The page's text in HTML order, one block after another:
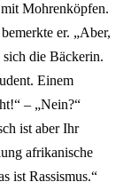
Mohrenköpfen.
er. „Aber,
sich die Bäckerin.
Einem
– „Nein?“
ist aber Ihr
afrikanische
ist Rassismus.“